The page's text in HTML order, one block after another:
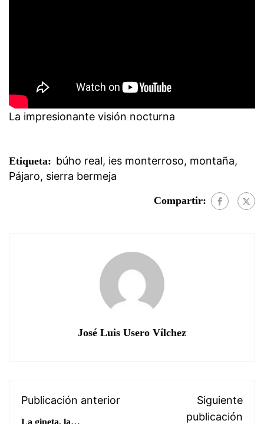
La impresionante visión nocturna
Etiqueta: búho real, ies monterroso, montaña,
Pájaro, sierra bermeja
Compartir:
José Luis Usero Vílchez
Publicación anterior
La gineta, la
Siguiente
publicación